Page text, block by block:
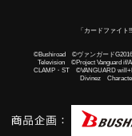
「カードファイ
©Bushiroad ©ヴァンガード
Television ©Project Vanguard if/
CLAMP・ST ©VANGUARD
Divinez